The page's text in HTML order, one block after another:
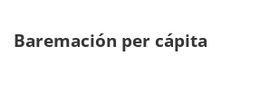
Baremación per cápita